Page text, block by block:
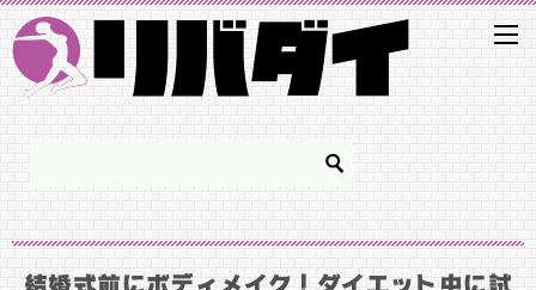
結婚式前にボディメイク！ダイエット中に試